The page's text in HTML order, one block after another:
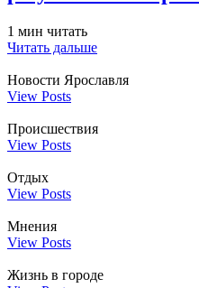
1 мин читать
Читать дальше
Новости Ярославля
View Posts
Происшествия
View Posts
Отдых
View Posts
Мнения
View Posts
Жизнь в городе